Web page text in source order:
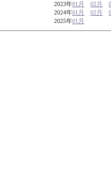
2023年01月 02月
2024年01月 02月
2025年01月